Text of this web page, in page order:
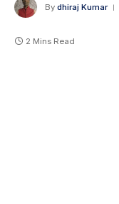
By dhiraj Kumar
2 Mins Read